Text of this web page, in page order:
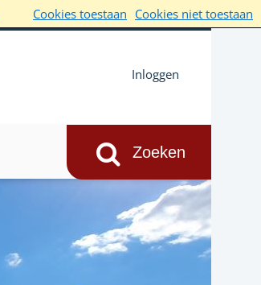
Cookies toestaan Cookies niet toestaan
Inloggen